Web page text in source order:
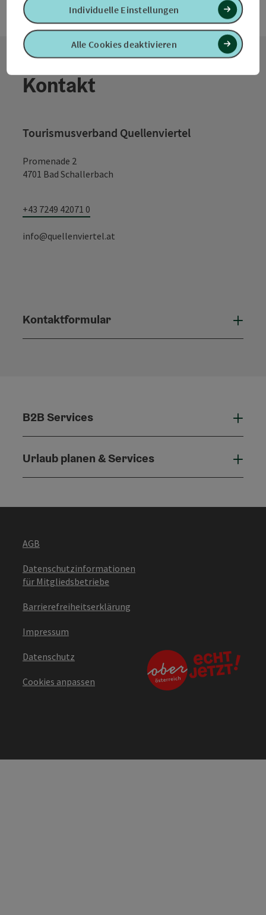
Kontakt
Tourismusverband Quellenviertel
Promenade 2
4701 Bad Schallerbach
+43 7249 42071 0
info@quellenviertel.at
Kontaktformular
B2B Services
Urlaub planen & Services
AGB
Datenschutzinformationen
für Mitgliedsbetriebe
Barrierefreiheitserklärung
Impressum
Datenschutz
Cookies anpassen
Alle Cookies deaktivieren
Individuelle Einstellungen